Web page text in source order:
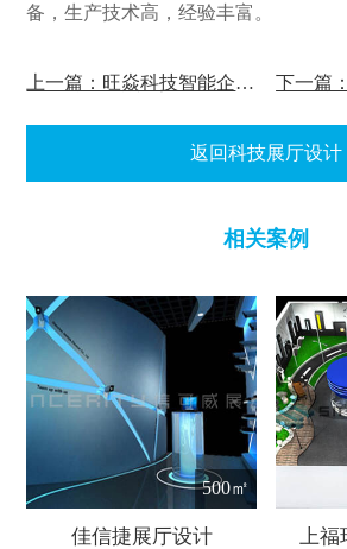
备，生产技术高，经验丰富。
上一篇：旺焱科技智能企业展厅设计
返回科技展厅设计
相关案例
500㎡
佳信捷展厅设计 上福